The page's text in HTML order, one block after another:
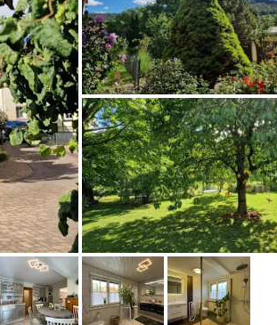
von Booking.com
von Booking.com